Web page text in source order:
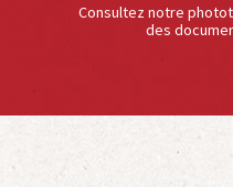
Consultez notre
des